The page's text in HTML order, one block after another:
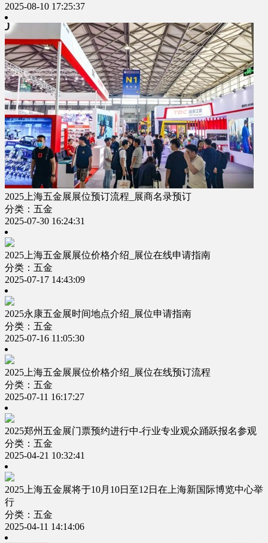
2025-08-10 17:25:37
2025上海五金展展位预订流程_展商名录预订
分类：五金
2025-07-30 16:24:31
2025上海五金展展位价格介绍_展位在线申请指南
分类：五金
2025-07-17 14:43:09
2025永康五金展时间地点介绍_展位申请指南
分类：五金
2025-07-16 11:05:30
2025上海五金展展位价格介绍_展位在线预订流程
分类：五金
2025-07-11 16:17:27
2025郑州五金展门票预约进行中-行业专业观众踊跃报名参观
分类：五金
2025-04-21 10:32:41
2025上海五金展将于10月10日至12日在上海新国际博览中心举
行
分类：五金
2025-04-11 14:14:06